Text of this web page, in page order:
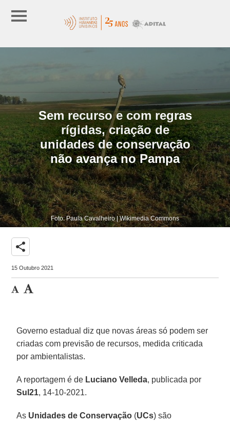
Sem recurso e com regras
rígidas, criação de
unidades de conservação
não avança no Pampa
Foto: Paula Cavalheiro | Wikimedia Commons
share
15 Outubro 2021
Governo estadual diz que novas áreas só podem ser
criadas com previsão de recursos, medida criticada
por ambientalistas.
A reportagem é de Luciano Velleda, publicada por
Sul21, 14-10-2021.
As Unidades de Conservação (UCs) são